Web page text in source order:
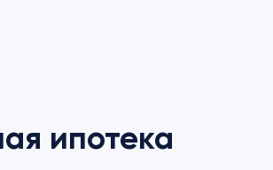
ипотека